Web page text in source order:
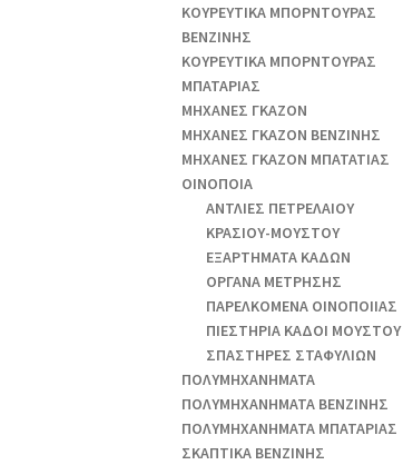
ΚΟΥΡΕΥΤΙΚΑ ΜΠΟΡΝΤΟΥΡΑΣ
ΒΕΝΖΙΝΗΣ
ΚΟΥΡΕΥΤΙΚΑ ΜΠΟΡΝΤΟΥΡΑΣ
ΜΠΑΤΑΡΙΑΣ
ΜΗΧΑΝΕΣ ΓΚΑΖΟΝ
ΜΗΧΑΝΕΣ ΓΚΑΖΟΝ ΒΕΝΖΙΝΗΣ
ΜΗΧΑΝΕΣ ΓΚΑΖΟΝ ΜΠΑΤΑΤΙΑΣ
ΟΙΝΟΠΟΙΑ
ΑΝΤΛΙΕΣ ΠΕΤΡΕΛΑΙΟΥ
ΚΡΑΣΙΟΥ-ΜΟΥΣΤΟΥ
ΕΞΑΡΤΗΜΑΤΑ ΚΑΔΩΝ
ΟΡΓΑΝΑ ΜΕΤΡΗΣΗΣ
ΠΑΡΕΛΚΟΜΕΝΑ ΟΙΝΟΠΟΙΙΑΣ
ΠΙΕΣΤΗΡΙΑ ΚΑΔΟΙ ΜΟΥΣΤΟΥ
ΣΠΑΣΤΗΡΕΣ ΣΤΑΦΥΛΙΩΝ
ΠΟΛΥΜΗΧΑΝΗΜΑΤΑ
ΠΟΛΥΜΗΧΑΝΗΜΑΤΑ ΒΕΝΖΙΝΗΣ
ΠΟΛΥΜΗΧΑΝΗΜΑΤΑ ΜΠΑΤΑΡΙΑΣ
ΣΚΑΠΤΙΚΑ ΒΕΝΖΙΝΗΣ